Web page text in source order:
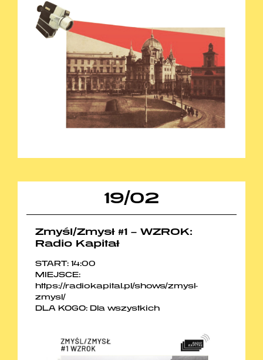
19/02
Zmyśl/Zmysł #1 – WZROK:
Radio Kapitał
START: 14:00
MIEJSCE:
https://radiokapital.pl/shows/zmysl-
zmysl/
DLA KOGO: Dla wszystkich